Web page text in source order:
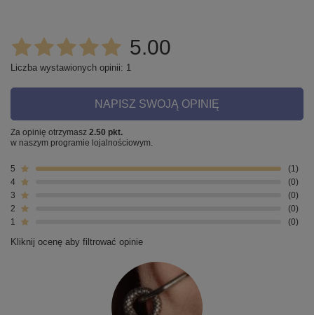
5.00
Liczba wystawionych opinii: 1
NAPISZ SWOJĄ OPINIĘ
Za opinię otrzymasz 2.50 pkt.
w naszym programie lojalnościowym.
5
1
4
0
3
0
2
0
1
0
Kliknij ocenę aby filtrować opinie